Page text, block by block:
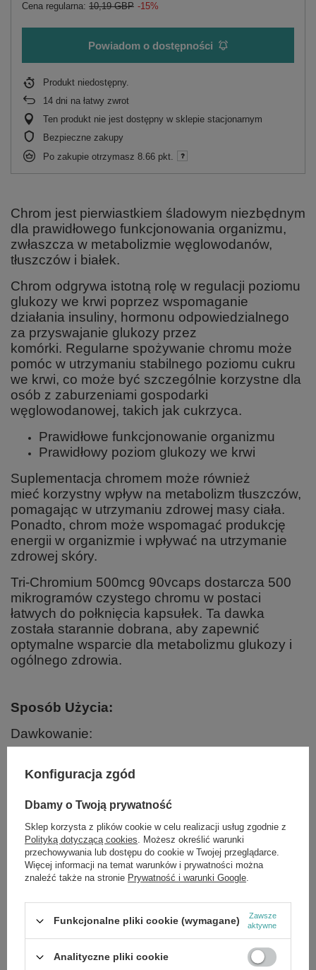
Cena regularna: 10,19 GBP -15%
Powiadom o dostępności
Produkt niedostępny
14 dni na łatwy zwrot
Ten produkt nie jest dostępny w sklepie stacjonarnym
Bezpieczne zakupy
Po zakupie otrzymasz 8.66 pkt.
Chrom jest pierwiastkiem śladowym niezbędnym
dla prawidłowego funkcjonowania organizmu,
zwłaszcza w metabolizmie węglowodanów,
tłuszczów i białek.
Chrom odgrywa istotną rolę w regulacji poziomu
glukozy we krwi poprzez wspomaganie
działania insuliny, hormonu odpowiedzialnego
za przyswajanie glukozy przez
komórki. Regularne spożywanie chromu może
pomóc w utrzymaniu stabilnego poziomu cukru
we krwi, co może być szczególnie korzystne dla
osób z zaburzeniami gospodarki
węglowodanowej, takich jak cukrzyca.
Prawidłowe funkcjonowanie organizmu
Prawidłowy poziom glukozy we krwi
Suplementacja chromem może również
mieć korzystny wpływ na metabolizm tłuszczów,
pomagając w utrzymaniu zdrowej masy ciała.
Ponadto, chrom może wspomagać produkcję
energii w organizmie i wpływać na utrzymanie
zdrowej skóry.
Tri-Chromium 500mcg 90vcaps dostarcza 500
mikrogramów czystego chromu w postaci
łatwych do połknięcia kapsułek. Ta dawka
została starannie dobrana, aby zapewnić
optymalne wsparcie dla metabolizmu glukozy i
ogólnego zdrowia.
Sposób Użycia:
Dawkowanie:
Marka NOW Foods
Forma Pakowania P
PROMOCJA
DHA-250, 250 DHA / 125 EPA - 120 softgels
£13.51 / szt.
Konfiguracja zgód
Dbamy o Twoją prywatność
Sklep korzysta z plików cookie w celu realizacji usług zgodnie z
Polityką dotyczącą cookies. Możesz określić warunki
przechowywania lub dostępu do cookie w Twojej przeglądarce.
Więcej informacji na temat warunków i prywatności można
znaleźć także na stronie Prywatność i warunki Google.
Funkcjonalne pliki cookie (wymagane)
Zawsze
aktywne
Analityczne pliki cookie